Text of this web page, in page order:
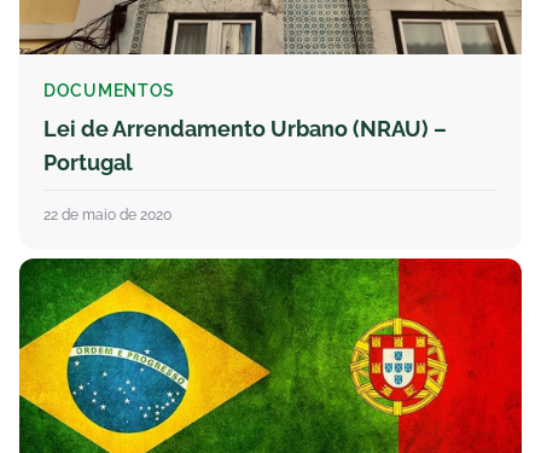
DOCUMENTOS
Lei de Arrendamento Urbano (NRAU) –
Portugal
22 de maio de 2020